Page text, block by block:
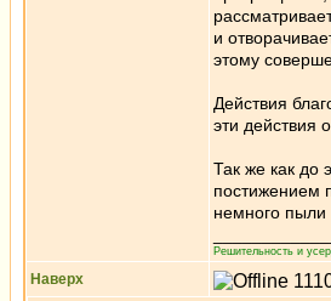
и
этому
Действия
эти действия
Так же как до
постижением
немного
Решительность и
Наверх